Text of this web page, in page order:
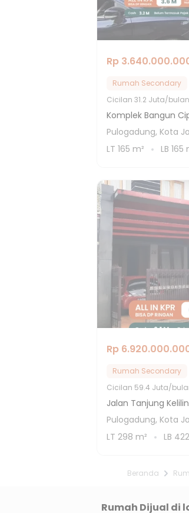
Rp
Rumah Secondary
Cicilan 31.2 Juta/bulan
Komplek Bangun
Pulogadung, Kota
LT 165 m² LB 165
Rp
Rumah Secondary
Cicilan 59.4 Juta/
Jalan Tanjung
Pulogadung, Kota
LT 298 m² LB 422
Beranda
Rumah Dijual di